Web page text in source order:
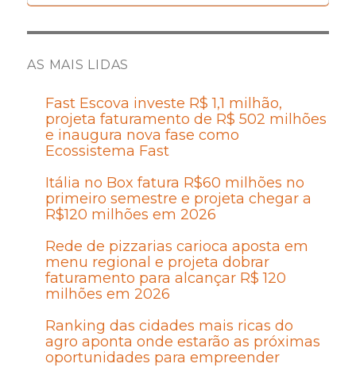
AS MAIS LIDAS
Fast Escova investe R$ 1,1 milhão,
projeta faturamento de R$ 502 milhões
e inaugura nova fase como
Ecossistema Fast
Itália no Box fatura R$60 milhões no
primeiro semestre e projeta chegar a
R$120 milhões em 2026
Rede de pizzarias carioca aposta em
menu regional e projeta dobrar
faturamento para alcançar R$ 120
milhões em 2026
Ranking das cidades mais ricas do
agro aponta onde estarão as próximas
oportunidades para empreender